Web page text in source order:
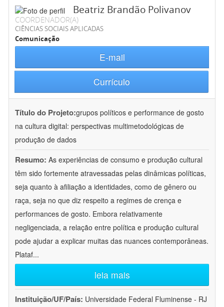
Beatriz Brandão Polivanov
COORDENADOR(A)
CIÊNCIAS SOCIAIS APLICADAS
Comunicação
E-mail
Currículo
Título do Projeto:grupos políticos e performance de gosto
na cultura digital: perspectivas multimetodológicas de
produção de dados
Resumo: As experiências de consumo e produção cultural
têm sido fortemente atravessadas pelas dinâmicas políticas,
seja quanto à afiliação a identidades, como de gênero ou
raça, seja no que diz respeito a regimes de crença e
performances de gosto. Embora relativamente
negligenciada, a relação entre política e produção cultural
pode ajudar a explicar muitas das nuances contemporâneas.
Plataf...
leia mais
Instituição/UF/País: Universidade Federal Fluminense - RJ